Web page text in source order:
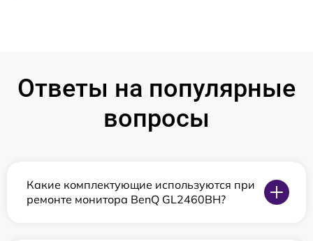
Ответы на популярные
вопросы
Какие комплектующие используются при
ремонте монитора BenQ GL2460BH?